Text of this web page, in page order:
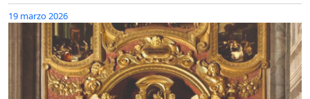
19 marzo 2026